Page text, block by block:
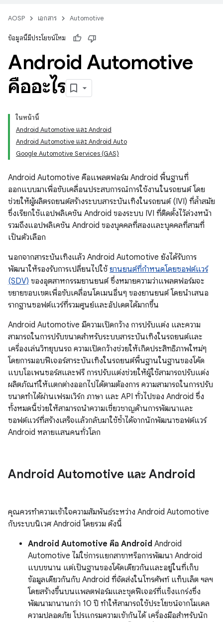
AOSP เอกสาร Automotive
ข้อมูลนี้มีประโยชน์ไหม
Android Automotive
คืออะไร
ในหน้านี้
Android Automotive และ Android
Android Automotive และ Android Auto
Google Automotive Services (GAS)
Android Automotive คือแพลตฟอร์ม Android พื้นฐานที่
ออกแบบมาเพื่อขับเคลื่อนประสบการณ์การใช้งานในรถยนต์ โดย
ช่วยให้ผู้ผลิตรถยนต์สร้างระบบสาระบันเทิงในรถยนต์ (IVI) ที่ล้ำสมัย
ซึ่งเรียกใช้แอปพลิเคชัน Android ของระบบ IVI ที่ติดตั้งไว้ล่วงหน้า
รวมถึงแอปพลิเคชัน Android ของบุคคลที่สองและบุคคลที่สามที่
เป็นตัวเลือก
นอกจากสาระบันเทิงแล้ว Android Automotive ยังได้รับการ
พัฒนาให้รองรับการเปลี่ยนไปใช้ ยานยนต์ที่กำหนดโดยซอฟต์แวร์
(SDV) ของอุตสาหกรรมยานยนต์ ซึ่งหมายความว่าแพลตฟอร์มจะ
ขยายขอบเขตเพื่อขับเคลื่อนโดเมนอื่นๆ ของยานยนต์ โดยนำเสนอ
รากฐานซอฟต์แวร์ที่รวมศูนย์และอัปเดตได้มากขึ้น
Android Automotive มีความเปิดกว้าง การปรับแต่ง และความ
สามารถในการปรับขนาดสำหรับระบบสาระบันเทิงในรถยนต์และ
เครื่องเล่นวิทยุบนรถ ความเปิดกว้างช่วยให้เกิดประสิทธิภาพใหม่ๆ
โดยการมอบฟีเจอร์สาระบันเทิงในรถยนต์พื้นฐานในฐานของโค้ด
แบบโอเพนซอร์สและฟรี การปรับแต่งช่วยให้ผู้ใช้สามารถปรับแต่ง
ผลิตภัณฑ์ให้แตกต่างออกไปได้ตามต้องการ ความสามารถในการปรับ
ขนาดทำได้ผ่านเฟรมเวิร์ก ภาษา และ API ทั่วไปของ Android ซึ่ง
ทั้งหมดนี้ช่วยให้สามารถนำความเชี่ยวชาญด้านการพัฒนาและ
ซอฟต์แวร์ที่สร้างเสร็จแล้วกลับมาใช้ซ้ำได้จากนักพัฒนาซอฟต์แวร์
Android หลายแสนคนทั่วโลก
Android Automotive และ Android
คุณควรทำความเข้าใจความสัมพันธ์ระหว่าง Android Automotive
กับระบบนิเวศ Android โดยรวม ดังนี้
Android Automotive คือ Android Android
Automotive ไม่ใช่การแยกสาขาหรือการพัฒนา Android
แบบขนาน แต่เป็นฐานของโค้ดเดียวกันและอยู่ในที่เก็บ
ข้อมูลเดียวกันกับ Android ที่จัดส่งในโทรศัพท์ แท็บเล็ต ฯลฯ
โดยสร้างขึ้นบนแพลตฟอร์มและชุดฟีเจอร์ที่แข็งแกร่งซึ่ง
พัฒนามานานกว่า 10 ปี ทำให้สามารถใช้ประโยชน์จากโมเดล
ความปลอดภัย โปรแกรมความเข้ากันได้ เครื่องมือสำหรับนัก